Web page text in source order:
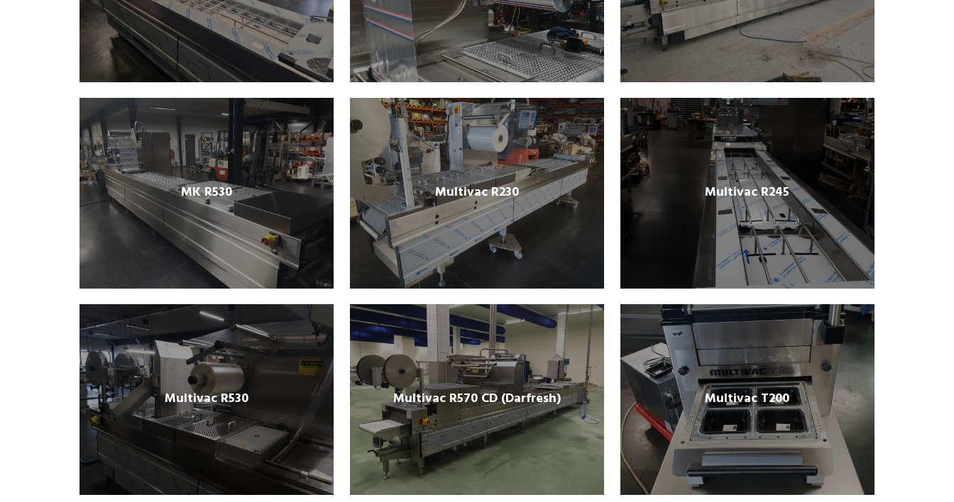
MK R530 Multivac R230 Multivac R245
Multivac R530 Multivac R570 CD (Darfresh) Multivac T200